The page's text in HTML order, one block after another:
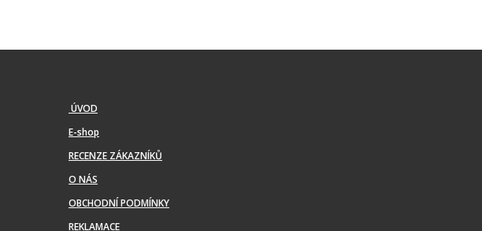
ÚVOD
E-shop
RECENZE ZÁKAZNÍKŮ
O NÁS
OBCHODNÍ PODMÍNKY
REKLAMACE